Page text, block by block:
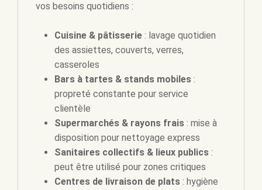
vos besoins quotidiens :
Cuisine & pâtisserie : lavage quotidien
des assiettes, couverts, verres,
casseroles
Bars à tartes & stands mobiles :
propreté constante pour service
clientèle
Supermarchés & rayons frais : mise à
disposition pour nettoyage express
Sanitaires collectifs & lieux publics :
peut être utilisé pour zones critiques
Centres de livraison de plats : hygiène